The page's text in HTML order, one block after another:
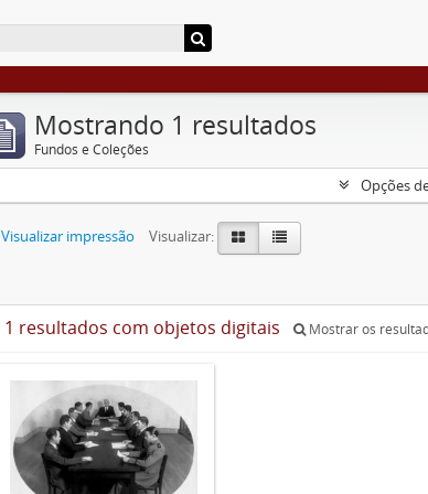
Mostrando 1 resultados
Fundos e Coleções
Opções
Visualizar impressão
Visualizar:
1 resultados com objetos digitais Mostrar os